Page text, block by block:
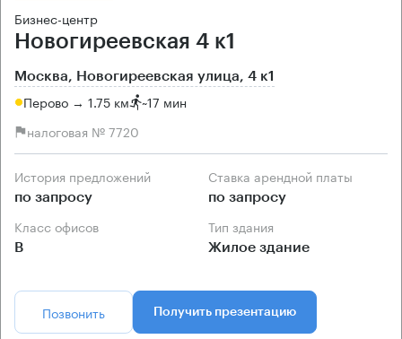
Бизнес-центр
Новогиреевская 4 к1
Москва, Новогиреевская улица, 4 к1
Перово → 1.75 км ~17 мин
налоговая № 7720
История предложений
по запросу
Ставка арендной платы
по запросу
Класс офисов
B
Тип здания
Жилое здание
Позвонить Получить презентацию